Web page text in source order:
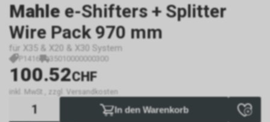
Mahle e-Shifters + Splitter
Wire Pack 970 mm
für X35 & X20 & X30 System
P1416 35010000000300
100.52CHF
inkl. MwSt., zzgl. Versandkosten
In den Warenkorb